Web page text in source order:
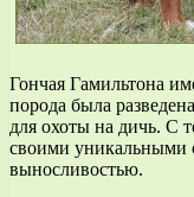
Гончая Гамильтона
порода была
для охоты на дичь. С
своими уникальными
выносливостью.